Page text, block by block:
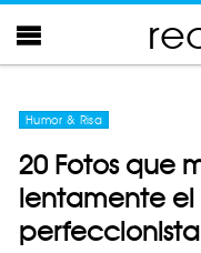
Humor & Risa
20 Fotos que
lentamente
perfeccionista